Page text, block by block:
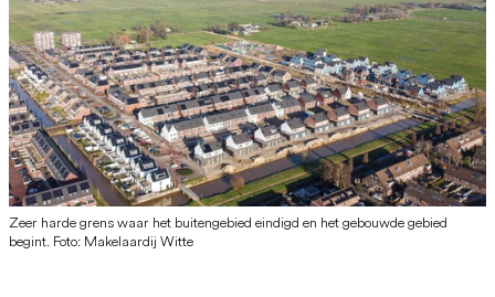
Zeer harde grens waar het buitengebied eindigd en het gebouwde gebied
begint. Foto: Makelaardij Witte